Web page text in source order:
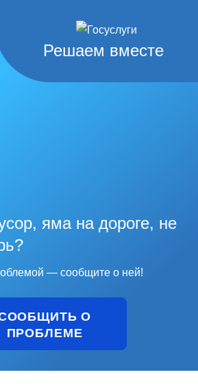
Решаем вместе
яма на дороге, не
— сообщите о ней!
О
ПРОБЛЕМЕ